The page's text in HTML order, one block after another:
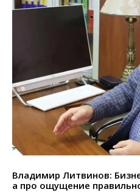
Владимир Литвинов:
а про ощущение